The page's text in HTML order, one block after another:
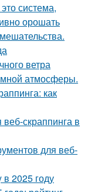
система,
орошать
ветра
атмосферы.
как
скраппинга в
для веб-
2025 году